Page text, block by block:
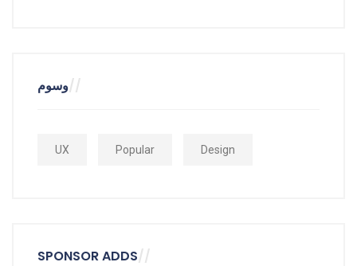
وسوم
Design
Popular
UX
SPONSOR ADDS